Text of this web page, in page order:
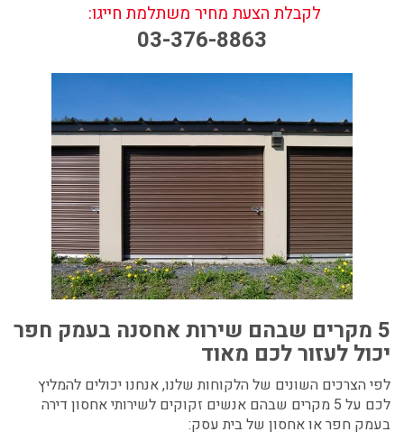
לקבלת הצעת מחיר משתלמת חייגו:
03-376-8863
5 מקרים שבהם שירות אחסנה בעמק חפר
יכול לעזור לכם מאוד
לפי הצרכים השונים של הלקוחות שלנו, אנחנו יכולים להמליץ
לכם על 5 מקרים שבהם אנשים זקוקים לשירותי אחסון דירה
בעמק חפר או אחסון של בית עסק: